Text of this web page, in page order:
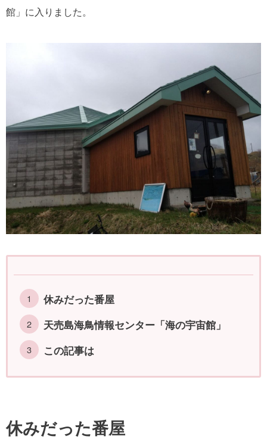
館」に入りました。
休みだった番屋
天売島海鳥情報センター「海の宇宙館」
この記事は
休みだった番屋